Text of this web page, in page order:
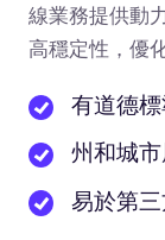
線業務提供動
高穩定性，優
有道德
州和城
易於第